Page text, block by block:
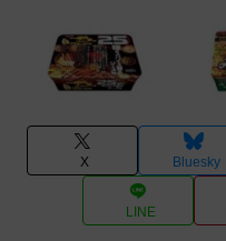
X Bluesky
LINE